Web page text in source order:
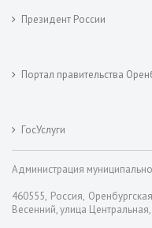
Президент России
Портал правительства Оренбургской
ГосУслуги
Администрация
460555, Россия,
Весенний, улица